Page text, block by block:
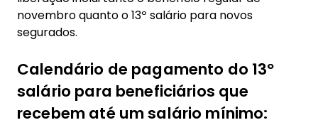
novembro quanto o 13º salário para novos
segurados.
Calendário de pagamento do 13º
salário para beneficiários que
recebem até um salário mínimo: